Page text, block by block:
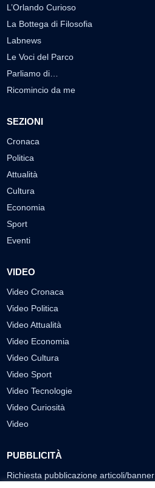
L’Orlando Curioso
La Bottega di Filosofia
Labnews
Le Voci del Parco
Parliamo di…
Ricomincio da me
SEZIONI
Cronaca
Politica
Attualità
Cultura
Economia
Sport
Eventi
VIDEO
Video Cronaca
Video Politica
Video Attualità
Video Economia
Video Cultura
Video Sport
Video Tecnologie
Video Curiosità
Video
PUBBLICITÀ
Richiesta pubblicazione articoli/banner